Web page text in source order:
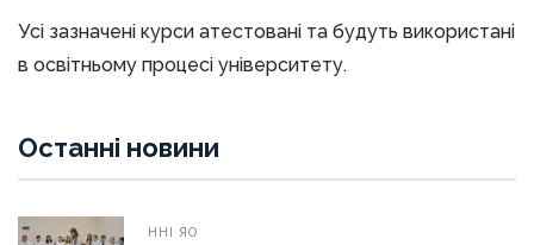
Усі зазначені курси атестовані та будуть використані
в освітньому процесі університету.
Останні новини
ННІ ЯО